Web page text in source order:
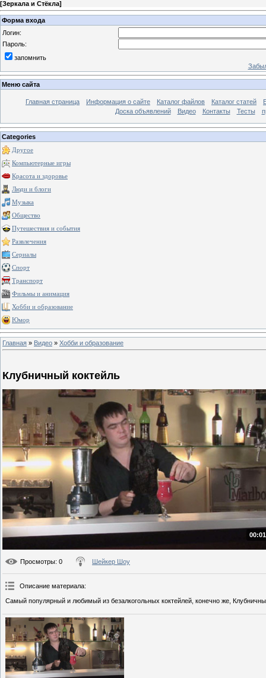
[Зеркала и Стёкла]
Форма входа
Логин:
Пароль:
запомнить
Меню сайта
Главная страница Информация о сайте Каталог файлов Каталог статей
Доска объявлений
Видео Контакты Тесты
Categories
Другое
Компьютерные игры
Красота и здоровье
Люди и блоги
Музыка
Общество
Путешествия и события
Развлечения
Сериалы
Спорт
Транспорт
Фильмы и анимация
Хобби и образование
Юмор
Главная » Видео » Хобби и образование
Клубничный коктейль
Просмотры: 0 Шейкер Шоу
Описание материала:
Самый популярный и любимый из безалкогольных коктейлей, конечно же,